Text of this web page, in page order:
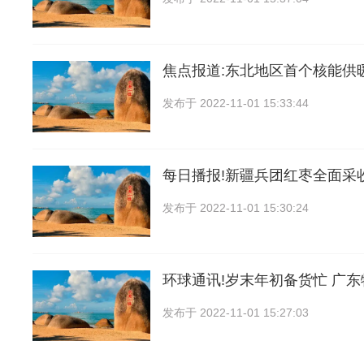
焦点报道:东北地区首个核能供
发布于 2022-11-01 15:33:44
每日播报!新疆兵团红枣全面采
发布于 2022-11-01 15:30:24
环球通讯!岁末年初备货忙 广
发布于 2022-11-01 15:27:03